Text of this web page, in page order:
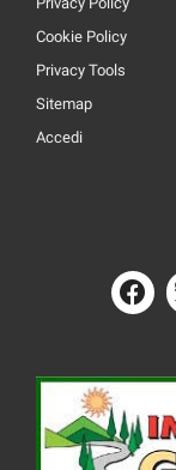
Cookie Policy
Privacy Tools
Sitemap
Accedi